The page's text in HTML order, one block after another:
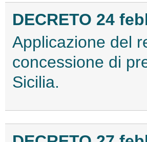
DECRETO 24
Applicazione del
concessione di
Sicilia.